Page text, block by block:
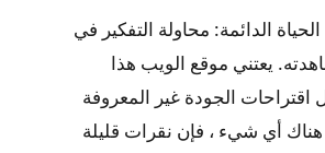
الدائمة: محاولة التفكير في
يعتني موقع الويب هذا
اقتراحات الجودة غير المعروفة
هناك أي شيء ، فإن نقرات قليلة